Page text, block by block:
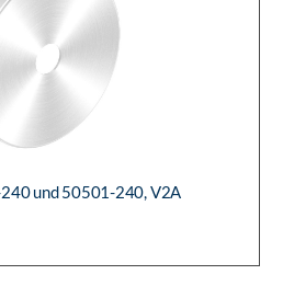
und 50501-240, V2A